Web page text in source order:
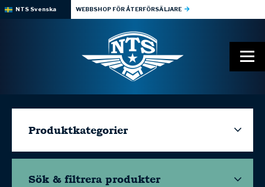
NTS Svenska WEBBSHOP FÖR ÅTERFÖRSÄLJARE
Produktkategorier
Sök & filtrera produkter